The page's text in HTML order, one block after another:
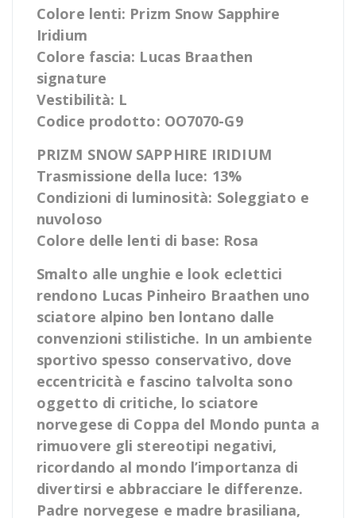
Colore lenti: Prizm Snow Sapphire
Iridium
Colore fascia: Lucas Braathen
signature
Vestibilità: L
Codice prodotto: OO7070-G9
PRIZM SNOW SAPPHIRE IRIDIUM
Trasmissione della luce: 13%
Condizioni di luminosità: Soleggiato e
nuvoloso
Colore delle lenti di base: Rosa
Smalto alle unghie e look eclettici
rendono Lucas Pinheiro Braathen uno
sciatore alpino ben lontano dalle
convenzioni stilistiche. In un ambiente
sportivo spesso conservativo, dove
eccentricità e fascino talvolta sono
oggetto di critiche, lo sciatore
norvegese di Coppa del Mondo punta a
rimuovere gli stereotipi negativi,
ricordando al mondo l’importanza di
divertirsi e abbracciare le differenze.
Padre norvegese e madre brasiliana,